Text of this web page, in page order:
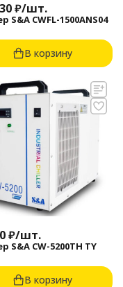
₽/шт.
S&A CWFL-1500ANS04
В корзину
₽/шт.
S&A CW-5200TH TY
В корзину